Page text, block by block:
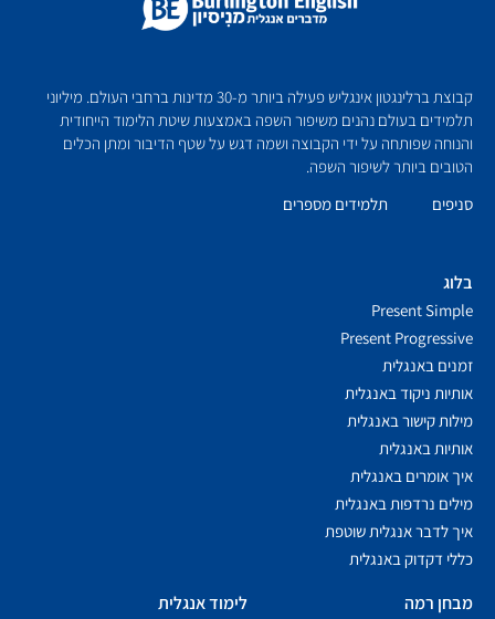
קבוצת ברלינגטון אינגליש פעילה ביותר מ-30 מדינות ברחבי העולם. מיליוני
תלמידים בעולם נהנים משיפור השפה באמצעות שיטת הלימוד הייחודית
והנוחה שפותחה על ידי הקבוצה ושמה דגש על שטף הדיבור ומתן הכלים
הטובים ביותר לשיפור השפה.
סניפים
תלמידים מספרים
לימוד אנגלית מבחן רמה
בלוג
Present Simple
Present Progressive
זמנים באנגלית
אותיות ניקוד באנגלית
מילות קישור באנגלית
אותיות באנגלית
איך אומרים באנגלית
מילים נרדפות באנגלית
איך לדבר אנגלית שוטפת
כללי דקדוק באנגלית